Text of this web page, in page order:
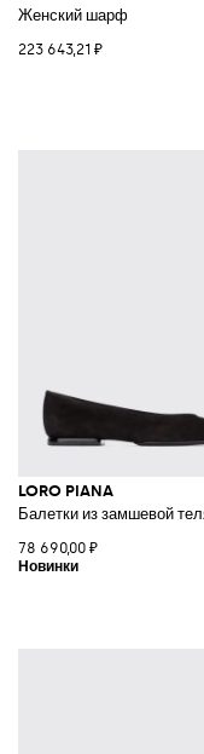
Женский шарф
223 643,21 ₽
LORO PIANA
Балетки из замшевой
78 690,00 ₽